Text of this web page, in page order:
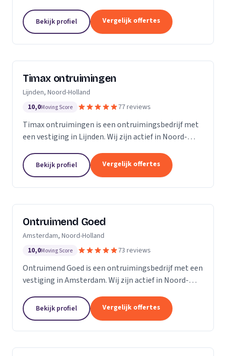
Bekijk profiel Vergelijk offertes
Timax ontruimingen
Lijnden, Noord-Holland
10,0Moving Score 77 reviews
Timax ontruimingen is een ontruimingsbedrijf met
een vestiging in Lijnden. Wij zijn actief in Noord-
een 5.Bekijk profiel Vergelijk offertes
Ontruimend Goed
Amsterdam, Noord-Holland
10,0Moving Score 73 reviews
Ontruimend Goed is een ontruimingsbedrijf met een
vestiging in Amsterdam. Wij zijn actief in Noord-
een 5.Bekijk profiel Vergelijk offertes